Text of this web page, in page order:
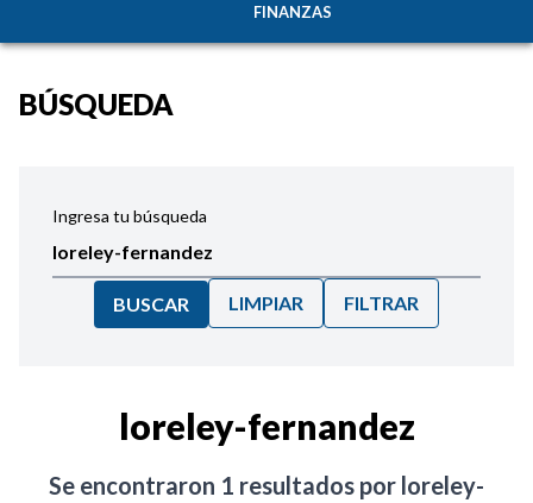
FINANZAS
BÚSQUEDA
Ingresa tu búsqueda
BUSCAR LIMPIAR FILTRAR
loreley-fernandez
Se encontraron 1 resultados por loreley-